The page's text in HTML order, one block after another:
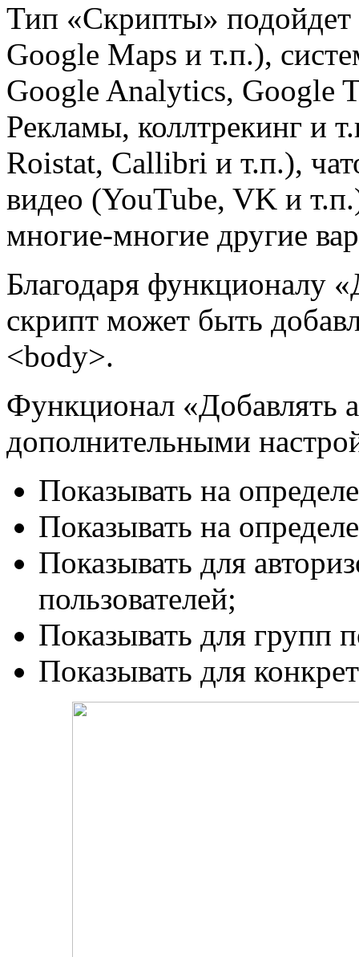
Тип «Скрипты» подойдет
Google Maps и т.п.),
Google Analytics, Google
Рекламы, коллтрекинг и
Roistat, Callibri и т.п.),
видео (YouTube, VK и
многие-многие другие
Благодаря функционалу
скрипт может быть
<body>.
Функционал «Добавлять
дополнительными
Показывать на
Показывать на
Показывать для
пользователей;
Показывать для групп
Показывать для